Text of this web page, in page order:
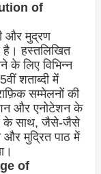
of
और मुद्रण
है। हस्तलिखित
के लिए विभिन्न
शताब्दी में
सम्मेलनों की
और एनोटेशन के
के साथ, जैसे-जैसे
मुद्रित पाठ में
of